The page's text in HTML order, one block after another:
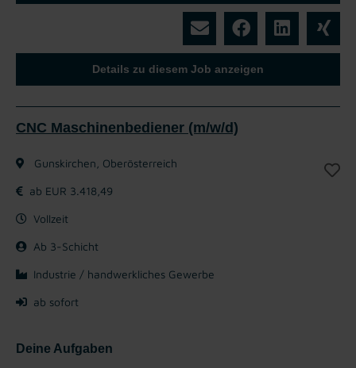
Details zu diesem Job anzeigen
CNC Maschinenbediener (m/w/d)
Gunskirchen, Oberösterreich
ab EUR 3.418,49
Vollzeit
Ab 3-Schicht
Industrie / handwerkliches Gewerbe
ab sofort
Deine Aufgaben